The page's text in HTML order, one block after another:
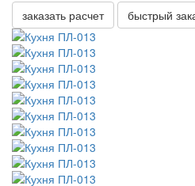
заказать расчет
быстрый